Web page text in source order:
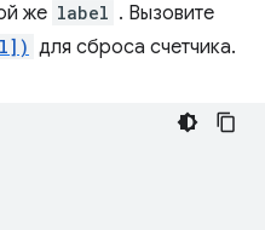
же label . Вызовите
для сброса счетчика.